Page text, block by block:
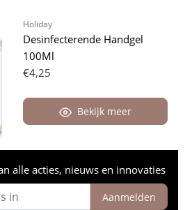
Holiday
Desinfecterende Handgel
100Ml
€4,25
Bekijk meer
alle acties, nieuws en innovaties
Aanmelden